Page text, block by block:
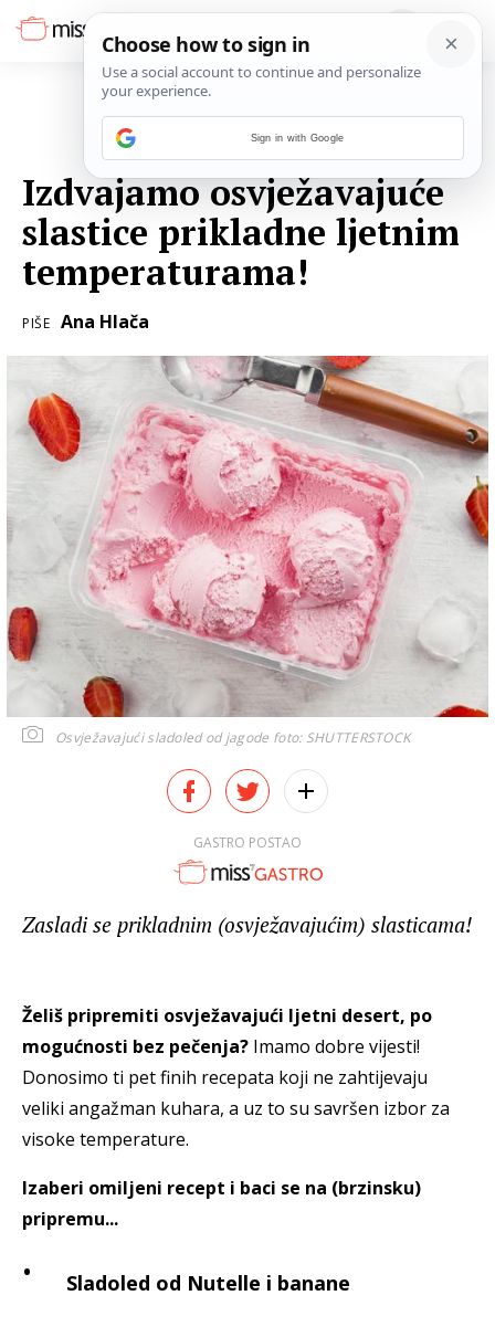
Izdvajamo osvježavajuće
slastice prikladne ljetnim
temperaturama!
PIŠE Ana Hlača
Osvježavajući sladoled od jagode foto: SHUTTERSTOCK
GASTRO POSTAO
Zasladi se prikladnim (osvježavajućim) slasticama!
Želiš pripremiti osvježavajući ljetni desert, po
mogućnosti bez pečenja? Imamo dobre vijesti!
Donosimo ti pet finih recepata koji ne zahtijevaju
veliki angažman kuhara, a uz to su savršen izbor za
visoke temperature.
Izaberi omiljeni recept i baci se na (brzinsku)
pripremu...
Sladoled od Nutelle i banane
Sign in with Google